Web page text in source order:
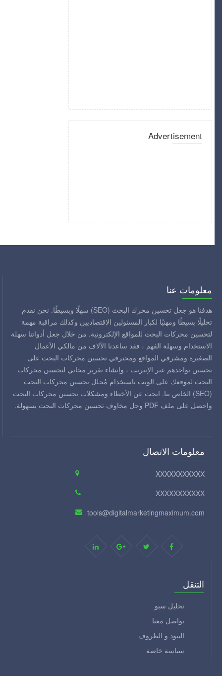
Advertisement
معلومات عنا
هدفنا هو جعل تحسين محرك البحث (SEO) سهلًا وبسيطًا. نحن نقدم
تحليلًا بسيطًا ومهنيًا لكبار المسئولين الاقتصاديين وكذلك مراقبة مهمة
لتحسين محركات البحث للمواقع الإلكترونية. من خلال جعل أدواتنا سهلة
الاستخدام وسهلة الفهم ، فقد ساعدنا الآلاف من مالكي الأعمال
الصغيرة ومشرفي المواقع ومحترفي تحسين محركات البحث على
تحسين تواجدهم عبر الإنترنت ، وإنشاء تقرير مجاني لتحسين محركات
البحث لموقعك على الويب باستخدام مُحلل تحسين محركات البحث
(SEO) الخاص بنا. ابحث عن الأخطاء ومشكلات تحسين محركات البحث
واحصل على ملف PDF وحل مخاوف تحسين محركات البحث بسهولة.
معلومات الاتصال
XXXXXXXXXXX
XXXXXXXXXXX
tools@digitalmarketingmaximum.com
التنقل
تحليل سيو
تواصل معنا
البنود و الظروف
سياسة خاصة